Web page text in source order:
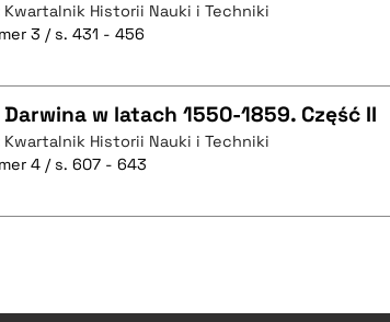
TEKST
Kwartalnik Historii Nauki i Techniki
3 / s. 431 - 456
TEKST
w latach 1550-1859. Część II
Kwartalnik Historii Nauki i Techniki
4 / s. 607 - 643